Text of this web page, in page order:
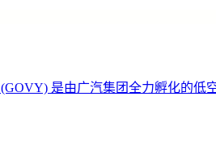
是由广汽集团全力孵化的低